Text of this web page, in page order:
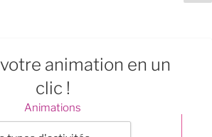
animation en un
clic !
Animations